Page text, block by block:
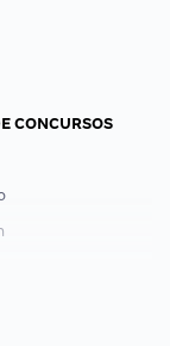
CONCURSOS